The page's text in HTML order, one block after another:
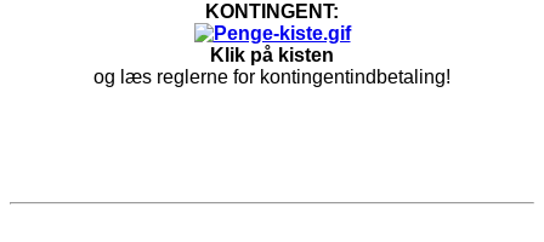
KONTINGENT:
Klik på kisten
og læs reglerne for kontingentindbetaling!